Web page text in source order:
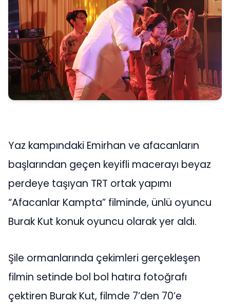
Yaz kampındaki Emirhan ve afacanların
başlarından geçen keyifli macerayı beyaz
perdeye taşıyan TRT ortak yapımı
“Afacanlar Kampta” filminde, ünlü oyuncu
Burak Kut konuk oyuncu olarak yer aldı.
Şile ormanlarında çekimleri gerçekleşen
filmin setinde bol bol hatıra fotoğrafı
çektiren Burak Kut, filmde 7’den 70’e